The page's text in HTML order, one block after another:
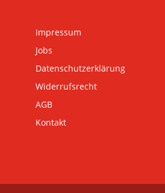
Impressum
Jobs
Datenschutzerklärung
Widerrufsrecht
AGB
Kontakt